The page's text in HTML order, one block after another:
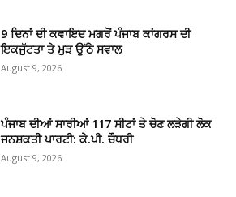
9 ਦਿਨਾਂ ਦੀ ਕਵਾਇਦ ਮਗਰੋਂ ਪੰਜਾਬ ਕਾਂਗਰਸ ਦੀ
ਇਕਜੁੱਟਤਾ ਤੇ ਮੁੜ ਉੱਠੇ ਸਵਾਲ
August 9, 2026
ਪੰਜਾਬ ਦੀਆਂ ਸਾਰੀਆਂ 117 ਸੀਟਾਂ ਤੇ ਚੋਣ ਲੜੇਗੀ ਲੋਕ
ਜਨਸ਼ਕਤੀ ਪਾਰਟੀ: ਕੇ.ਪੀ. ਚੌਧਰੀ
August 9, 2026